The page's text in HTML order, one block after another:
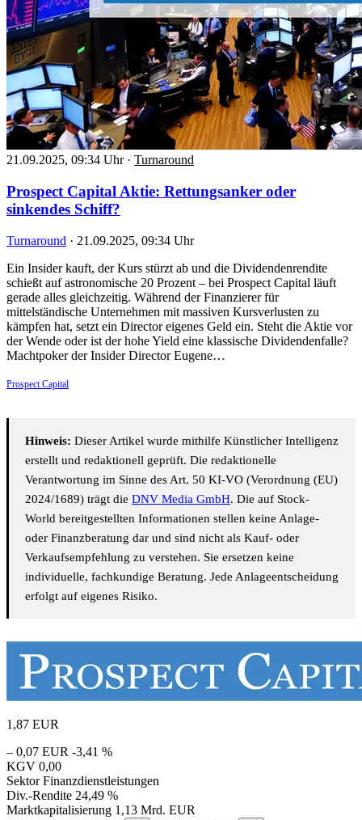
21.09.2025, 09:34 Uhr · Turnaround
Prospect Capital Aktie: Rettungsanker oder
sinkendes Schiff?
Turnaround · 21.09.2025, 09:34 Uhr
Ein Insider kauft, der Kurs stürzt ab und die Dividendenrendite
schießt auf astronomische 20 Prozent – bei Prospect Capital läuft
gerade alles gleichzeitig. Während der Finanzierer für
mittelständische Unternehmen mit massiven Kursverlusten zu
kämpfen hat, setzt ein Director eigenes Geld ein. Steht die Aktie vor
der Wende oder ist der hohe Yield eine klassische Dividendenfalle?
Machtpoker der Insider Director Eugene…
Prospect Capital
Hinweis: Dieser Artikel wurde mithilfe Künstlicher Intelligenz
erstellt und redaktionell geprüft. Die redaktionelle
Verantwortung im Sinne des Art. 50 KI-VO (Verordnung (EU)
2024/1689) trägt die DNV Media GmbH. Die auf Stock-
World bereitgestellten Informationen stellen keine Anlage-
oder Finanzberatung dar und sind nicht als Kauf- oder
Verkaufsempfehlung zu verstehen. Sie ersetzen keine
individuelle, fachkundige Beratung. Jede Anlageentscheidung
erfolgt auf eigenes Risiko.
1,87 EUR
– 0,07 EUR -3,41 %
KGV 0,00
Sektor Finanzdienstleistungen
Div.-Rendite 24,49 %
Marktkapitalisierung 1,13 Mrd. EUR